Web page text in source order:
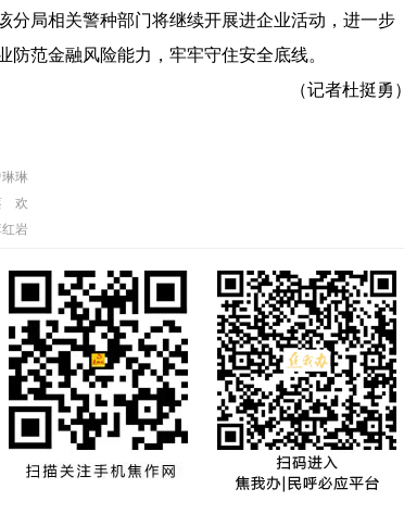
分局相关警种部门将继续开展进企业活动，进一步
防范金融风险能力，牢牢守住安全底线。
（记者杜挺勇）
琳
欢
岩